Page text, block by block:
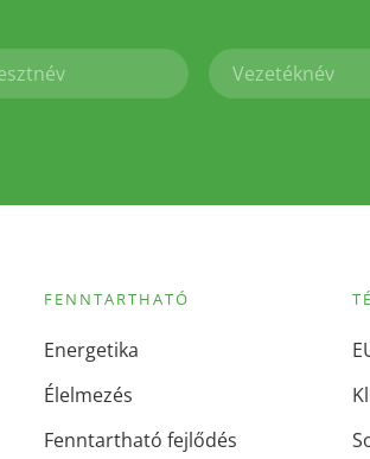
FENNTARTHATÓ
Energetika
Élelmezés
Fenntartható fejlődés